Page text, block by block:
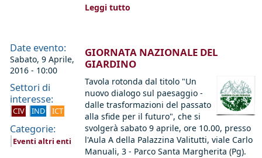
Leggi tutto
Date evento:
Sabato, 9 Aprile,
2016 - 10:00
Settori di
interesse:
CIV IND ICT
Categorie:
Eventi altri enti
GIORNATA NAZIONALE DEL
GIARDINO
Tavola rotonda dal titolo "Un
nuovo dialogo sul paesaggio -
dalle trasformazioni del passato
alla sfide per il futuro", che si
svolgerà sabato 9 aprile, ore 10.00, presso
l'Aula A della Palazzina Valitutti,viale Carlo
Manuali, 3 - Parco Santa Margherita (Pg).